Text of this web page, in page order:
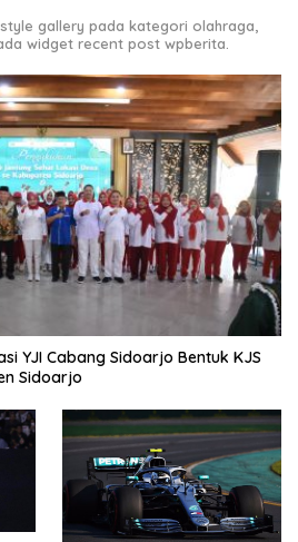
gallery pada kategori olahraga,
widget recent post wpberita.
YJI Cabang Sidoarjo Bentuk KJS
Sidoarjo